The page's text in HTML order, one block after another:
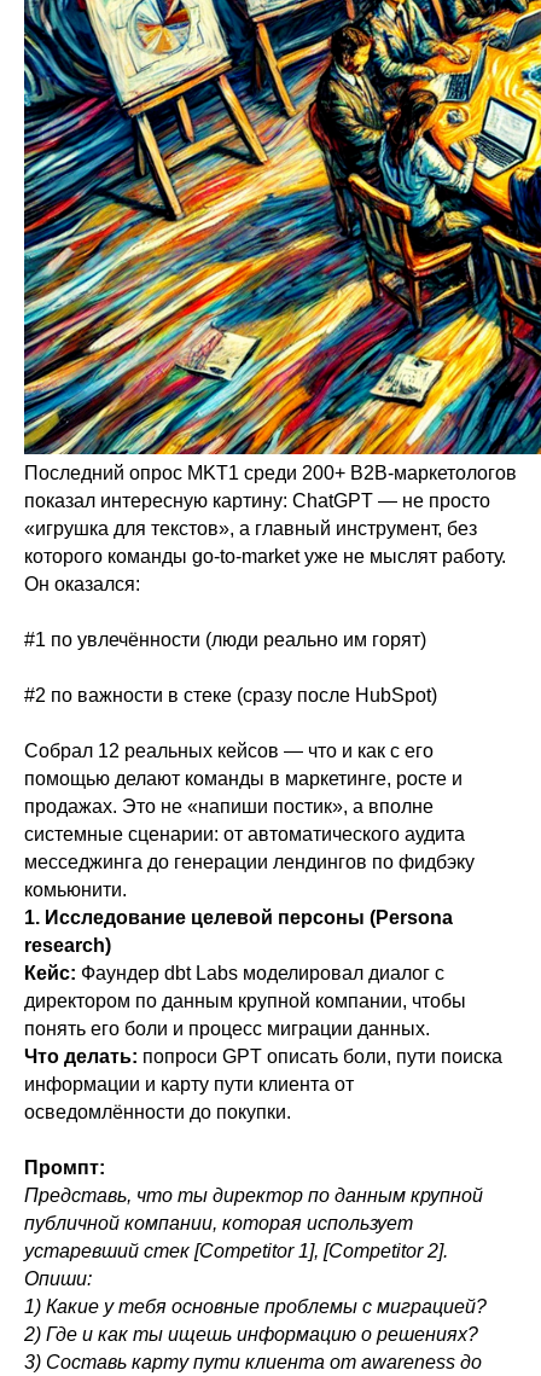
Последний опрос MKT1 среди 200+ B2B-маркетологов
показал интересную картину: ChatGPT — не просто
«игрушка для текстов», а главный инструмент, без
которого команды go-to-market уже не мыслят работу.
Он оказался:
#1 по увлечённости (люди реально им горят)
#2 по важности в стеке (сразу после HubSpot)
Собрал 12 реальных кейсов — что и как с его
помощью делают команды в маркетинге, росте и
продажах. Это не «напиши постик», а вполне
системные сценарии: от автоматического аудита
месседжинга до генерации лендингов по фидбэку
комьюнити.
1. Исследование целевой персоны (Persona
research)
Кейс: Фаундер dbt Labs моделировал диалог с
директором по данным крупной компании, чтобы
понять его боли и процесс миграции данных.
Что делать: попроси GPT описать боли, пути поиска
информации и карту пути клиента от
осведомлённости до покупки.
Промпт:
Представь, что ты директор по данным крупной
публичной компании, которая использует
устаревший стек [Competitor 1], [Competitor 2].
Опиши:
1) Какие у тебя основные проблемы с миграцией?
2) Где и как ты ищешь информацию о решениях?
3) Составь карту пути клиента от awareness до